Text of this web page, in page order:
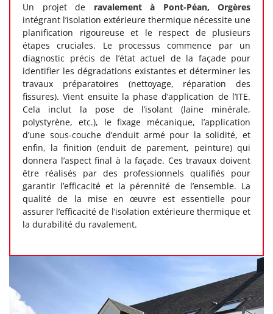
Un projet de ravalement à Pont-Péan, Orgères
intégrant l’isolation extérieure thermique nécessite une
planification rigoureuse et le respect de plusieurs
étapes cruciales. Le processus commence par un
diagnostic précis de l’état actuel de la façade pour
identifier les dégradations existantes et déterminer les
travaux préparatoires (nettoyage, réparation des
fissures). Vient ensuite la phase d’application de l’ITE.
Cela inclut la pose de l’isolant (laine minérale,
polystyrène, etc.), le fixage mécanique, l’application
d’une sous-couche d’enduit armé pour la solidité, et
enfin, la finition (enduit de parement, peinture) qui
donnera l’aspect final à la façade. Ces travaux doivent
être réalisés par des professionnels qualifiés pour
garantir l’efficacité et la pérennité de l’ensemble. La
qualité de la mise en œuvre est essentielle pour
assurer l’efficacité de l’isolation extérieure thermique et
la durabilité du ravalement.